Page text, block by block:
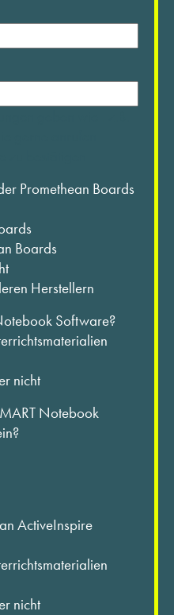
Promethean Boards
Boards
Herstellern
Software?
nicht
Notebook
ActiveInspire
nicht